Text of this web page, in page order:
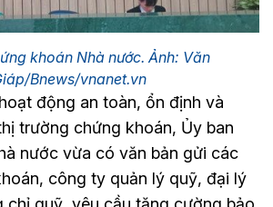
khoán Nhà nước. Ảnh: Văn
Bnews/vnanet.vn
động an toàn, ổn định và
trường chứng khoán, Ủy ban
nước vừa có văn bản gửi các
công ty quản lý quỹ, đại lý